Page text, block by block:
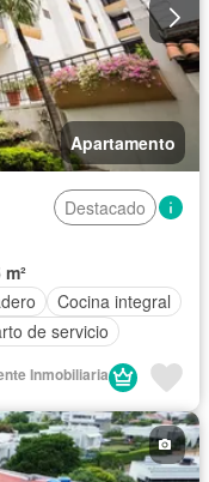
Apartamento
Destacado
m²
Cocina integral
de servicio
Inmobiliaria